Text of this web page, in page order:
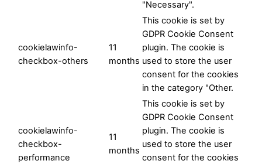
"Necessary".
cookielawinfo-
checkbox-others
11
months
This cookie is set by
GDPR Cookie Consent
plugin. The cookie is
used to store the user
consent for the cookies
in the category "Other.
cookielawinfo-
checkbox-
performance
11
months
This cookie is set by
GDPR Cookie Consent
plugin. The cookie is
used to store the user
consent for the cookies